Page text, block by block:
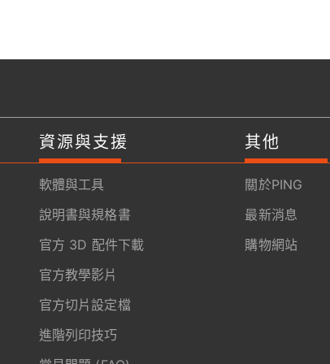
資源與支援
軟體與工具
說明書與規格書
官方 3D 配件下載
官方教學影片
官方切片設定檔
進階列印技巧
其他
關於PING
最新消息
購物網站